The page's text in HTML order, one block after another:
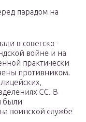
парадом на
в советско-
войне и на
практически
против­ником.
СС. В
были
воинской службе